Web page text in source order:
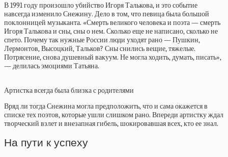
В 1991 году произошло убийство Игоря Талькова, и это событие
навсегда изменило Снежину. Дело в том, что певица была большой
поклонницей музыканта. «Смерть великого человека и поэта — смерть
Игоря Талькова и сны, сны о нем. Сколько еще не написано, сколько не
спето. Почему так нужные России люди уходят рано — Пушкин,
Лермонтов, Высоцкий, Тальков? Сны снились вещие, тяжелые.
Потрясение, снова душевный вакуум. Не могла ходить, думать, писать»,
— делилась эмоциями Татьяна.
Артистка всегда была близка с родителями
Вряд ли тогда Снежина могла предположить, что и сама окажется в
списке тех поэтов, которые ушли слишком рано. Впереди артистку ждал
творческий взлет и внезапная гибель, шокировавшая всех, кто ее знал.
На пути к успеху